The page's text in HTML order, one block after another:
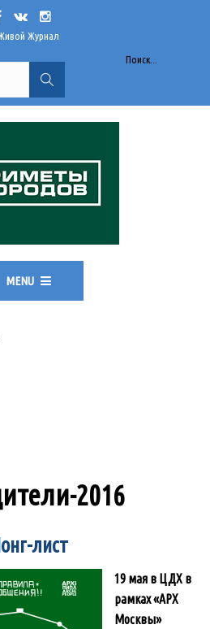
Журнал
Поиск...
MENU
2016
лист
19 мая в ЦДХ в
рамках «АРХ
Москвы»